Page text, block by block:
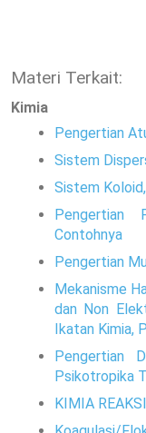
Materi Terkait:
Kimia
Pengertian
Sistem
Sistem
Pengertian
Contohnya
Pengertian
Mekanisme
dan Non
Ikatan Kimia,
Pengertian
Psikotropika
KIMIA